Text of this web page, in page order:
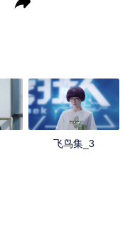
飞鸟集_3